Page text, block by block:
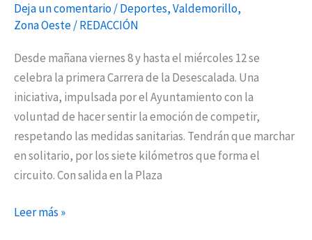
Deja un comentario/Deportes,Valdemorillo,
Zona Oeste/REDACCIÓN
Desde mañana viernes 8 y hasta el miércoles 12 se
celebra la primera Carrera de la Desescalada. Una
iniciativa, impulsada por el Ayuntamiento con la
voluntad de hacer sentir la emoción de competir,
respetando las medidas sanitarias. Tendrán que marchar
en solitario, por los siete kilómetros que forma el
circuito. Con salida en la Plaza
Leer más »